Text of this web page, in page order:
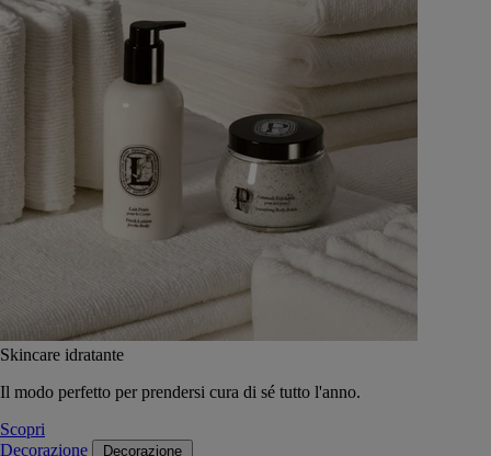
Skincare idratante
Il modo perfetto per prendersi cura di sé tutto l'anno.
Scopri
Decorazione
Decorazione